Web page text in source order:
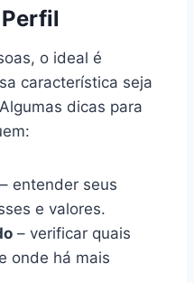
o ideal é
característica seja
dicas para
– entender seus
e valores.
– verificar quais
onde há mais